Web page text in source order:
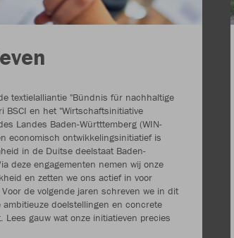
textielalliantie "Bündnis für nachhaltige
BSCI en het "Wirtschaftsinitiative
Landes Baden-Württtemberg (WIN-
economisch ontwikkelingsinitiatief is
in de Duitse deelstaat Baden-
deze engagementen nemen wij onze
en zetten we ons actief in voor
de volgende jaren schreven we in dit
doelstellingen en concrete
Lees gauw wat onze initiatieven precies